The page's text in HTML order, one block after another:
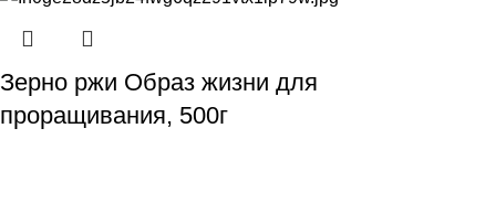
Зерно ржи Образ жизни для
проращивания, 500г